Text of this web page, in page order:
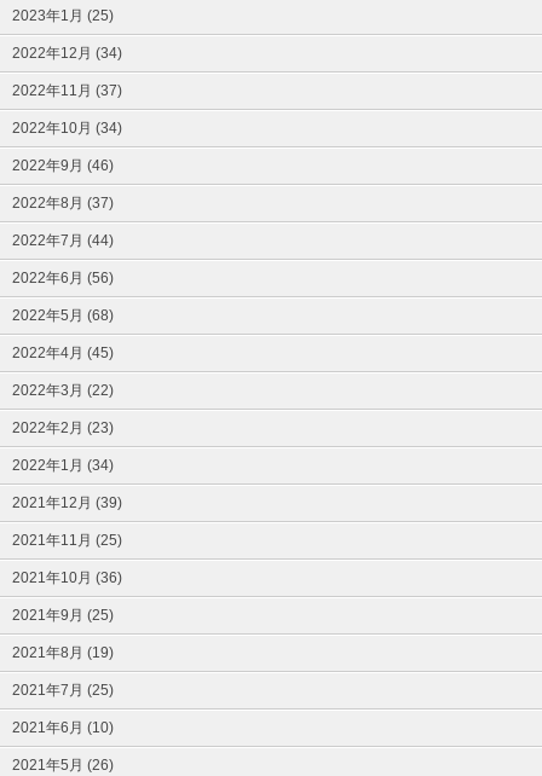
2023年1月 (25)
2022年12月 (34)
2022年11月 (37)
2022年10月 (34)
2022年9月 (46)
2022年8月 (37)
2022年7月 (44)
2022年6月 (56)
2022年5月 (68)
2022年4月 (45)
2022年3月 (22)
2022年2月 (23)
2022年1月 (34)
2021年12月 (39)
2021年11月 (25)
2021年10月 (36)
2021年9月 (25)
2021年8月 (19)
2021年7月 (25)
2021年6月 (10)
2021年5月 (26)